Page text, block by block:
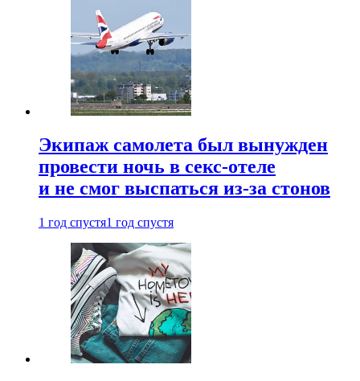
Экипаж самолета был вынужден
провести ночь в секс-отеле
и не смог выспаться из-за стонов
1 год спустя1 год спустя